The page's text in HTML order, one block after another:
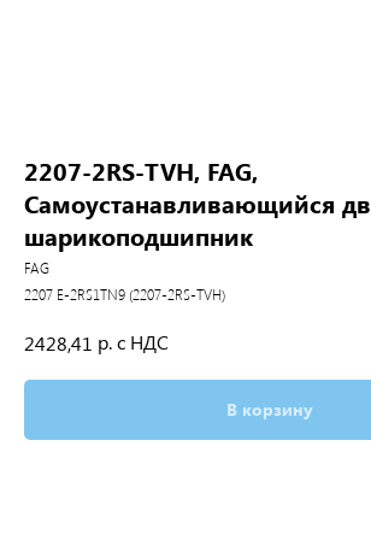
2207-2RS-TVH, FAG,
Самоустанавливающийся
шарикоподшипник
FAG
2207 E-2RS1TN9 (2207-2RS-TVH)
2428,41 р. с НДС
В корзину